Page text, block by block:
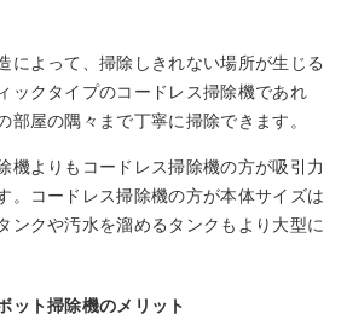
によって、掃除しきれない場所が生じる
ックタイプのコードレス掃除機であれ
部屋の隅々まで丁寧に掃除できます。
機よりもコードレス掃除機の方が吸引力
。コードレス掃除機の方が本体サイズは
ンクや汚水を溜めるタンクもより大型に
ット掃除機のメリット